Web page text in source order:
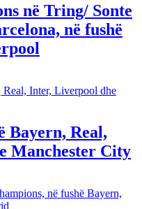
në Tring/ Sonte
në fushë
Bayern, Real,
Manchester City